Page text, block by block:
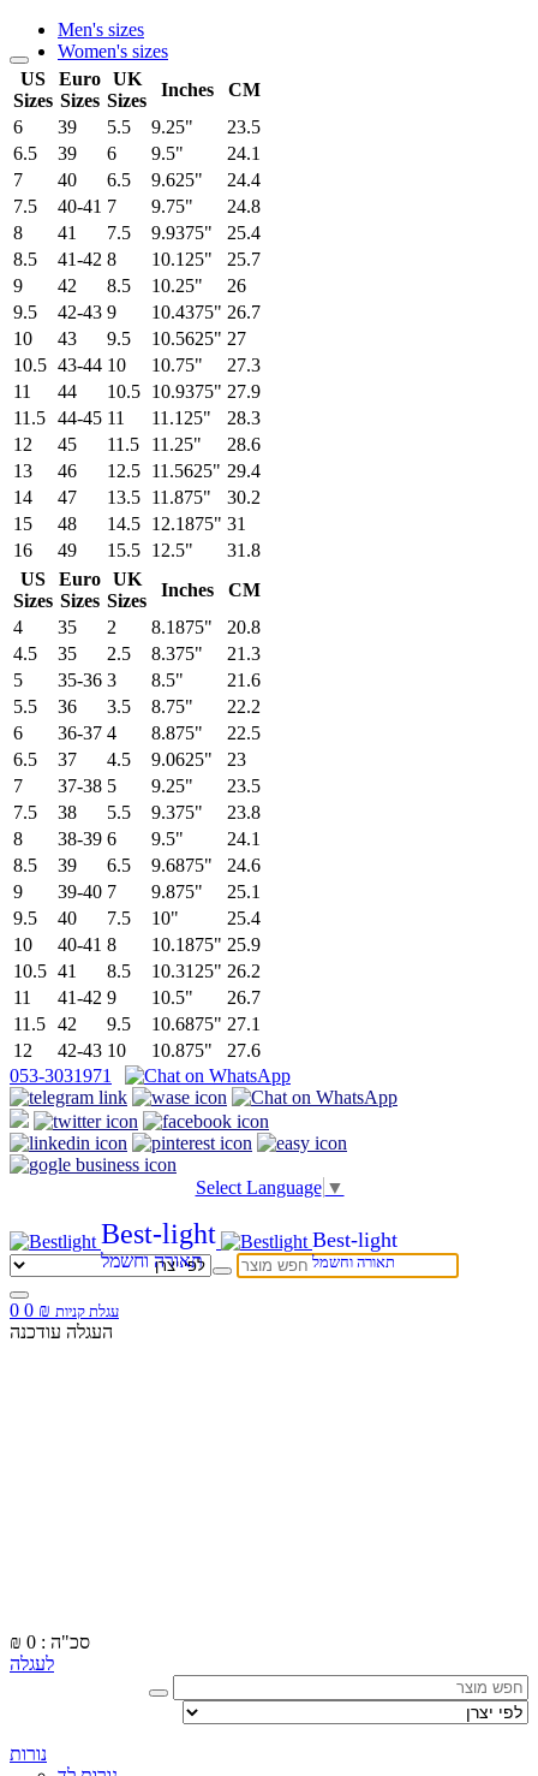
Men's sizes
Women's sizes
US
Sizes
Euro
Sizes
UK
Sizes
Inches
CM
6
39 5.5 9.25"
23.5
6.5
39 6 9.5"
24.1
7
40 6.5 9.625"
24.4
7.5
40-41 7 9.75"
24.8
8
41 7.5 9.9375"
25.4
8.5
41-42 8 10.125"
25.7
9
42 8.5 10.25"
26
9.5
42-43 9 10.4375" 26.7
10
43 9.5 10.5625" 27
10.5 43-44 10 10.75"
27.3
11
44 10.5 10.9375" 27.9
11.5 44-45 11 11.125"
28.3
12
45 11.5 11.25"
28.6
13
46 12.5 11.5625" 29.4
14
47 13.5 11.875"
30.2
15
48 14.5 12.1875" 31
16
49 15.5 12.5"
31.8
US
Sizes
Euro
Sizes
UK
Sizes
Inches
CM
4
35 2 8.1875"
20.8
4.5
35 2.5 8.375"
21.3
5
35-36 3 8.5"
21.6
5.5
36 3.5 8.75"
22.2
6
36-37 4 8.875"
22.5
6.5
37 4.5 9.0625"
23
7
37-38 5 9.25"
23.5
7.5
38 5.5 9.375"
23.8
8
38-39 6 9.5"
24.1
8.5
39 6.5 9.6875"
24.6
9
39-40 7 9.875"
25.1
9.5
40 7.5 10"
25.4
10
40-41 8 10.1875" 25.9
10.5 41 8.5 10.3125" 26.2
11
41-42 9 10.5"
26.7
11.5 42 9.5 10.6875" 27.1
12
42-43 10 10.875"
27.6
053-3031971
Select Language ▼
Best-light
תאורה וחשמל
Best-light
תאורה וחשמל
0 עגלת קניות ₪
0
העגלה עודכנה
₪
סכ"ה : 0
לעגלה
נורות